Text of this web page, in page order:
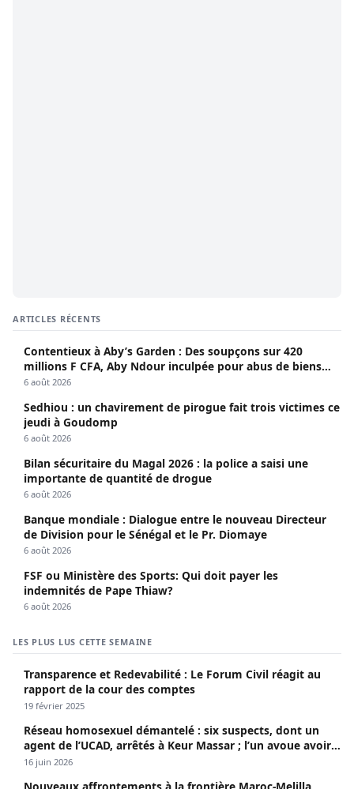
ARTICLES RÉCENTS
Contentieux à Aby’s Garden : Des soupçons sur 420
millions F CFA, Aby Ndour inculpée pour abus de biens
sociaux
6 août 2026
Sedhiou : un chavirement de pirogue fait trois victimes ce
jeudi à Goudomp
6 août 2026
Bilan sécuritaire du Magal 2026 : la police a saisi une
importante de quantité de drogue
6 août 2026
Banque mondiale : Dialogue entre le nouveau Directeur
de Division pour le Sénégal et le Pr. Diomaye
6 août 2026
FSF ou Ministère des Sports: Qui doit payer les
indemnités de Pape Thiaw?
6 août 2026
LES PLUS LUS CETTE SEMAINE
Transparence et Redevabilité : Le Forum Civil réagit au
rapport de la cour des comptes
19 février 2025
Réseau homosexuel démantelé : six suspects, dont un
agent de l’UCAD, arrêtés à Keur Massar ; l’un avoue avoir
propagé le VIH depuis 2018
16 juin 2026